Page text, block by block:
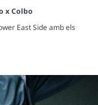
x Colbo
East Side amb els